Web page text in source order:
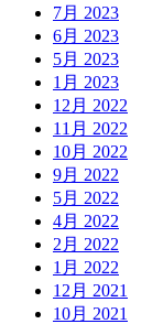
7月 2023
6月 2023
5月 2023
1月 2023
12月 2022
11月 2022
10月 2022
9月 2022
5月 2022
4月 2022
2月 2022
1月 2022
12月 2021
10月 2021